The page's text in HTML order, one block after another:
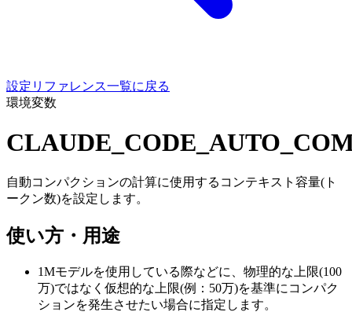
設定リファレンス一覧に戻る
環境変数
自動コンパクションの計算に使用するコンテキスト容量(ト
ークン数)を設定します。
使い方・用途
1Mモデルを使用している際などに、物理的な上限(100
万)ではなく仮想的な上限(例：50万)を基準にコンパク
ションを発生させたい場合に指定します。